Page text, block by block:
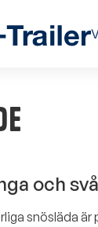
och
snösläda